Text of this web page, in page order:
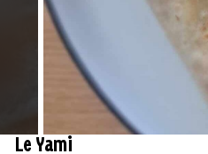
Le Yami